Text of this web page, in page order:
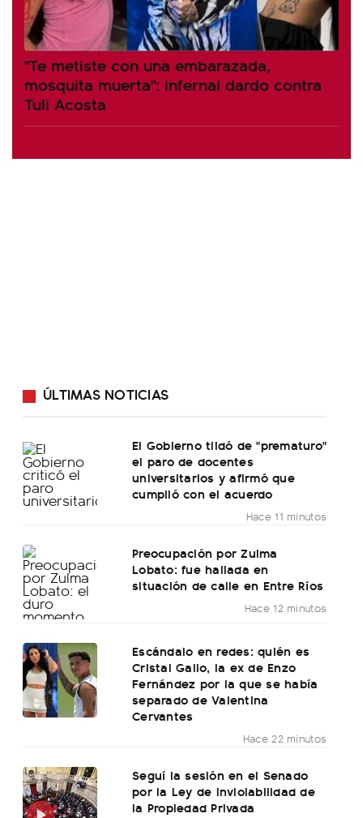
"Te metiste con una embarazada,
mosquita muerta": infernal dardo contra
Tuli Acosta
ÚLTIMAS NOTICIAS
El Gobierno tildó de "prematuro"
el paro de docentes
universitarios y afirmó que
cumplió con el acuerdo
Hace 11 minutos
Preocupación por Zulma
Lobato: fue hallada en
situación de calle en Entre Ríos
Hace 12 minutos
Escándalo en redes: quién es
Cristal Gallo, la ex de Enzo
Fernández por la que se había
separado de Valentina
Cervantes
Hace 22 minutos
Seguí la sesión en el Senado
por la Ley de Inviolabilidad de
la Propiedad Privada